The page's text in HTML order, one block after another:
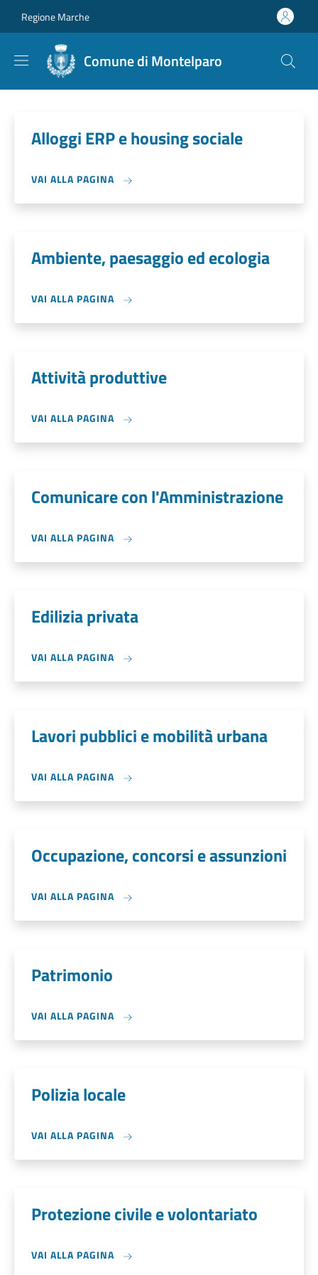
Regione Marche
Comune di Montelparo
Alloggi ERP e housing sociale
VAI ALLA PAGINA
Ambiente, paesaggio ed ecologia
VAI ALLA PAGINA
Attività produttive
VAI ALLA PAGINA
Comunicare con l'Amministrazione
VAI ALLA PAGINA
Edilizia privata
VAI ALLA PAGINA
Lavori pubblici e mobilità urbana
VAI ALLA PAGINA
Occupazione, concorsi e assunzioni
VAI ALLA PAGINA
Patrimonio
VAI ALLA PAGINA
Polizia locale
VAI ALLA PAGINA
Protezione civile e volontariato
VAI ALLA PAGINA